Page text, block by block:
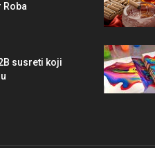
Roba
susreti koji